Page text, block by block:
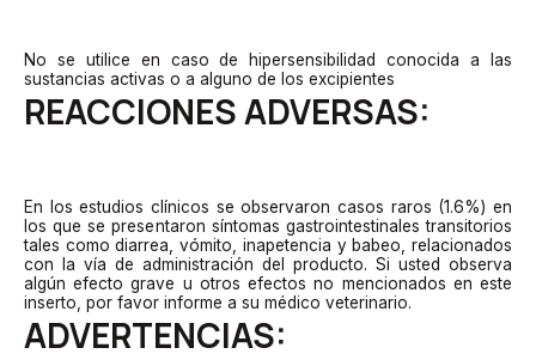
No se utilice en caso de hipersensibilidad conocida a las
sustancias activas o a alguno de los excipientes
REACCIONES ADVERSAS:
En los estudios clínicos se observaron casos raros (1.6%) en
los que se presentaron síntomas gastrointestinales transitorios
tales como diarrea, vómito, inapetencia y babeo, relacionados
con la vía de administración del producto. Si usted observa
algún efecto grave u otros efectos no mencionados en este
inserto, por favor informe a su médico veterinario.
ADVERTENCIAS: